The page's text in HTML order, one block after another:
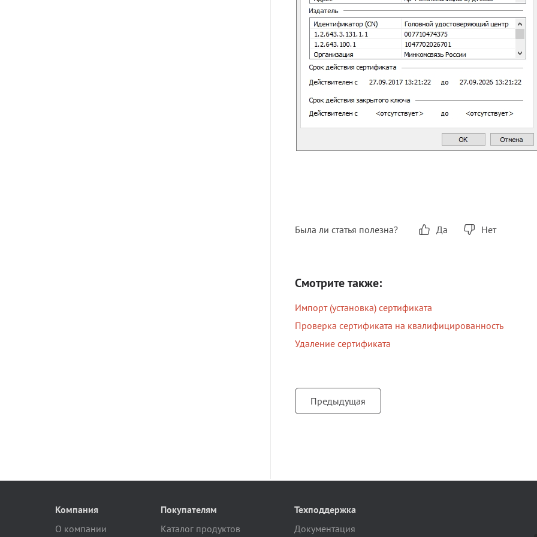
Была ли статья полезна? Да Нет
Смотрите также:
Импорт (установка) сертификата
Проверка сертификата на квалифицированность
Удаление сертификата
Предыдущая
Компания
О компании
Покупателям
Каталог продуктов
Техподдержка
Документация